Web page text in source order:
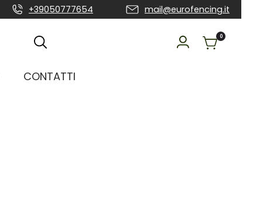
+39050777654 mail@eurofencing.it
0
CONTATTI